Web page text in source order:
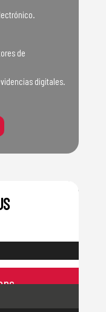
de
digitales.